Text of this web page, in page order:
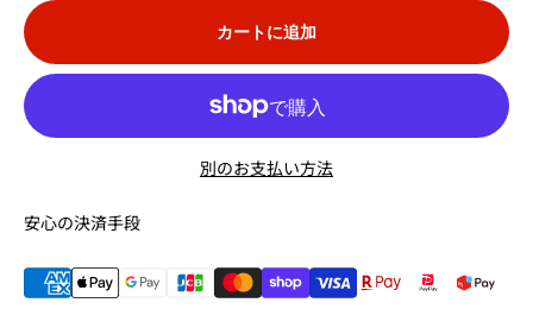
カートに追加
別のお支払い方法
安心の決済手段